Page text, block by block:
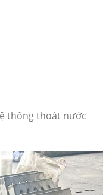
thống thoát nước